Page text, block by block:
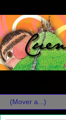
Tfno.